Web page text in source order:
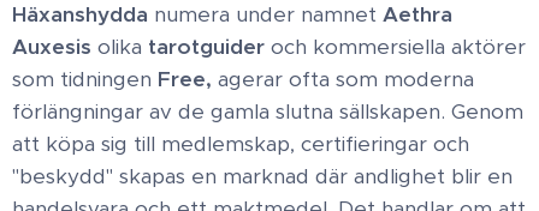
Häxanshydda numera under namnet Aethra
Auxesis olika tarotguider och kommersiella aktörer
som tidningen Free, agerar ofta som moderna
förlängningar av de gamla slutna sällskapen. Genom
att köpa sig till medlemskap, certifieringar och
"beskydd" skapas en marknad där andlighet blir en